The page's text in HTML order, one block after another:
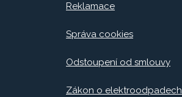
Reklamace
Správa cookies
Odstoupení od smlouvy
Zákon o elektroodpadech